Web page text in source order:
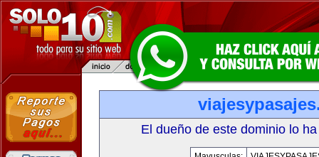
El dueño de este dominio lo